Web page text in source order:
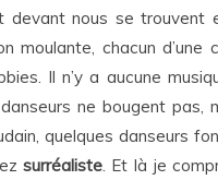
devant nous se trouvent
moulante, chacun
Il n’y a aucune
ne bougent
quelques danseurs
surréaliste . Et là je